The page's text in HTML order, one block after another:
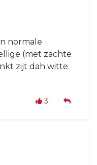
normale
(met zachte
zijt dah witte.
3